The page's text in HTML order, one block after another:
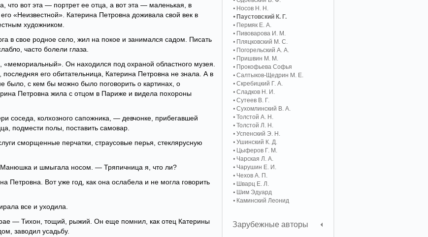
что вот эта — портрет ее отца, а вот эта — маленькая, в
«Неизвестной». Катерина Петровна доживала свой век в
художником.
в свое родное село, жил на покое и занимался садом. Писать
часто болели глаза.
Он находился под охраной областного музея.
его обитательница, Катерина Петровна не знала. А в
было, с кем бы можно было поговорить о картинах, о
Петровна жила с отцом в Париже и видела похороны
соседа, колхозного сапожника, — девчонке, прибегавшей
подмести полы, поставить самовар.
сморщенные перчатки, страусовые перья, стеклярусную
и шмыгала носом. — Тряпичница я, что ли?
Вот уже год, как она ослабела и не могла говорить
все и уходила.
— Тихон, тощий, рыжий. Он еще помнил, как отец Катерины
заводил усадьбу.
Носов Н. Н.
Паустовский К. Г.
Пермяк Е. А.
Пивоварова И. М.
Пляцковский М. С.
Погорельский А. A.
Пришвин М. М.
Прокофьева Софья
Салтыков-Щедрин М. Е.
Скребицкий Г. А.
Сладков Н. И.
Сутеев В. Г.
Сухомлинский В. А.
Толстой А. Н.
Толстой Л. Н.
Успенский Э. Н.
Ушинский К. Д.
Цыферов Г. М.
Чарская Л. А.
Чарушин Е. И.
Чехов А. П.
Шварц Е. Л.
Шим Эдуард
Каминский Леонид
Зарубежные авторы